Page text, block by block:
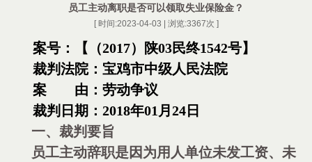
员工主动离职是否可以领取失业保险金？
[ 时间:2023-04-03 | 浏览:3367次 ]
案号：【（2017）陕03民终1542号】
裁判法院：宝鸡市中级人民法院
案 由：劳动争议
裁判日期： 2018年01月24日
一、裁判要旨
员工主动辞职是因为用人单位未发工资、未